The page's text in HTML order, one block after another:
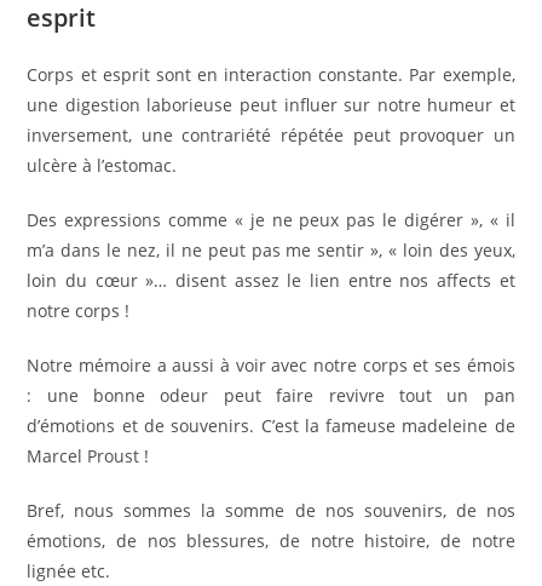
esprit
Corps et esprit sont en interaction constante. Par exemple,
une digestion laborieuse peut influer sur notre humeur et
inversement, une contrariété répétée peut provoquer un
ulcère à l’estomac.
Des expressions comme « je ne peux pas le digérer », « il
m’a dans le nez, il ne peut pas me sentir », « loin des yeux,
loin du cœur »… disent assez le lien entre nos affects et
notre corps !
Notre mémoire a aussi à voir avec notre corps et ses émois
: une bonne odeur peut faire revivre tout un pan
d’émotions et de souvenirs. C’est la fameuse madeleine de
Marcel Proust !
Bref, nous sommes la somme de nos souvenirs, de nos
émotions, de nos blessures, de notre histoire, de notre
lignée etc.